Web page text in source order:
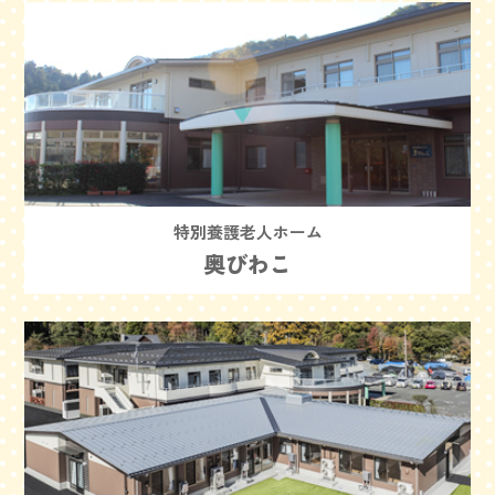
特別養護老人ホーム
奥びわこ